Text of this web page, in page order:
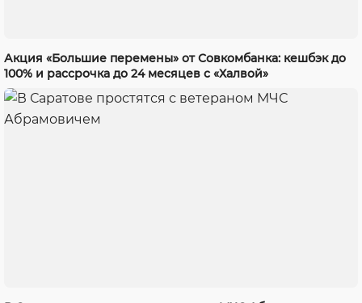
Акция «Большие перемены» от Совкомбанка: кешбэк до
100% и рассрочка до 24 месяцев с «Халвой»